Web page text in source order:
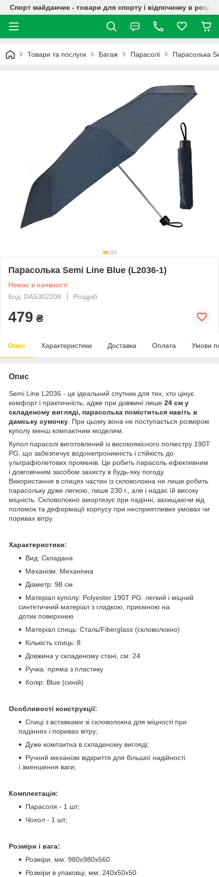
Спорт майданчик - товари для спорту і відпочинку в
Товари та послуги Багаж Парасолі Парасолька
Парасолька Semi Line Blue (L2036-1)
Немає в наявності
Код: DAS302208
Роздріб
479 ₴
Опис Характеристики Доставка Оплата Умови
Опис
Semi Line L2036 - це ідеальний спутник для тих, хто цінує
комфорт і практичність, адже при довжині лише 24 см у
складеному вигляді, парасолька поміститься навіть в
дамську сумочку . При цьому вона не поступається розміром
куполу менш компактним моделям.
Купол парасолі виготовлений із високоякісного поліестру 190T
PG, що забезпечує водонепроникність і стійкість до
ультрафіолетових променів. Це робить парасоль ефективним
і довговічним засобом захисту в будь-яку погоду.
Використання в спицях частин із скловолокна не лише робить
парасольку дуже легкою, лише 230 г., але і надає їй високу
міцність. Скловолокно амортизує при падінні, захищаючи від
поломок та деформації корпусу при несприятливих умовах чи
поривах вітру.
Характеристики:
Вид: Складана
Механізм: Механічна
Діаметр: 98 см
Матеріал куполу: Polyester 190T PG: легкий і міцний
синтетичний матеріал з гладкою, приємною на
дотик поверхнею
Матеріал спиць: Сталь/Fiberglass (скловолокно)
Кількість спиць: 8
Довжина у складеному стані, см: 24
Ручка: пряма з пластику
Колір: Blue (синій)
Особливості конструкції:
Спиці з вставками зі скловолокна для міцності при
падіннях і поривах вітру;
Дуже компактна в складеному вигляді;
Ручний механізм відкриття для більшої надійності
і зменшення ваги;
Комплектація:
Парасоля - 1 шт;
Чохол - 1 шт;
Розміри і вага:
Розміри, мм: 980х980х560
Розміри в упаковці, мм: 240х50х50